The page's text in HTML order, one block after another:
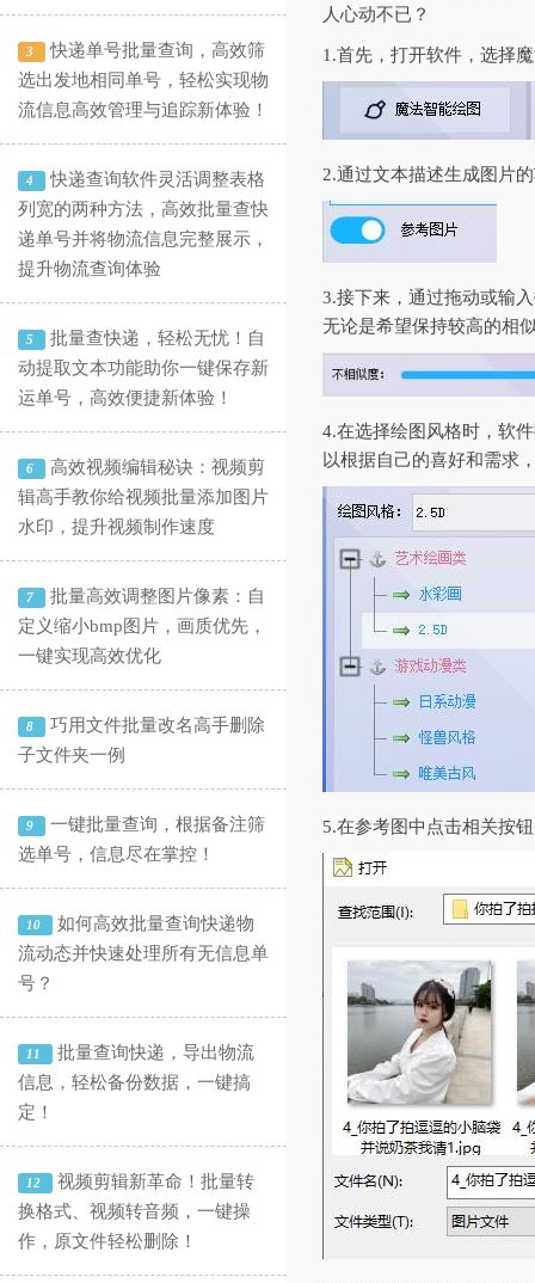
3
快递单号批量查询，高效筛
选出发地相同单号，轻松实现物
流信息高效管理与追踪新体验！
4
快递查询软件灵活调整表格
列宽的两种方法，高效批量查快
递单号并将物流信息完整展示，
提升物流查询体验
5
批量查快递，轻松无忧！自
动提取文本功能助你一键保存新
运单号，高效便捷新体验！
6
高效视频编辑秘诀：视频剪
辑高手教你给视频批量添加图片
水印，提升视频制作速度
7
批量高效调整图片像素：自
定义缩小bmp图片，画质优先，
一键实现高效优化
8
巧用文件批量改名高手删除
子文件夹一例
9
一键批量查询，根据备注筛
选单号，信息尽在掌控！
10
如何高效批量查询快递物
流动态并快速处理所有无信息单
号？
11
批量查询快递，导出物流
信息，轻松备份数据，一键搞
定！
12
视频剪辑新革命！批量转
换格式、视频转音频，一键操
作，原文件轻松删除！
人心动不已？
1.首先，打开软件，选择
2.通过文本描述生成图片
3.接下来，通过拖动或输
无论是希望保持较高的相
4.在选择绘图风格时，软
以根据自己的喜好和需求
5.在参考图中点击相关按